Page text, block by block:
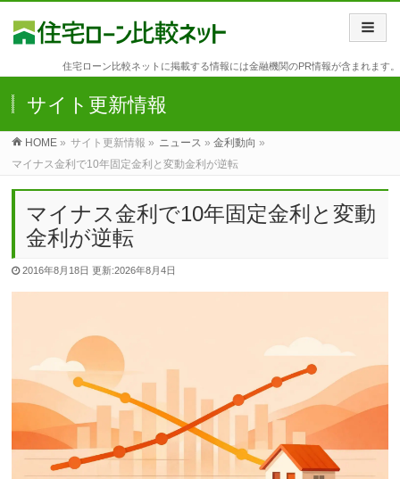
住宅ローン比較ネットに掲載する情報には金融機関のPR情報が含まれます。
サイト更新情報
HOME » サイト更新情報 » ニュース »金利動向 »
マイナス金利で10年固定金利と変動金利が逆転
マイナス金利で10年固定金利と変動
金利が逆転
2016年8月18日更新:2026年8月4日